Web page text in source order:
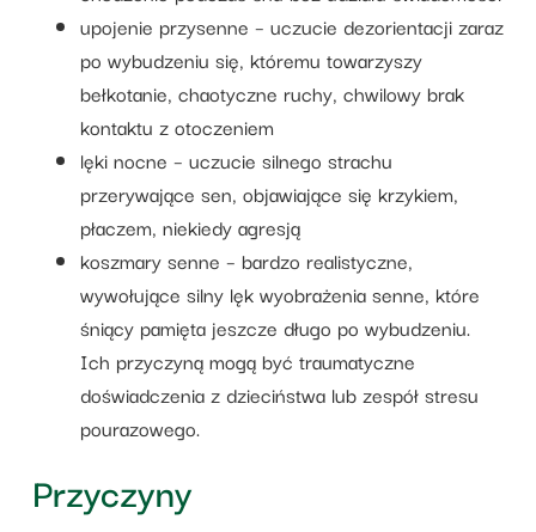
upojenie przysenne – uczucie dezorientacji zaraz
po wybudzeniu się, któremu towarzyszy
bełkotanie, chaotyczne ruchy, chwilowy brak
kontaktu z otoczeniem
lęki nocne – uczucie silnego strachu
przerywające sen, objawiające się krzykiem,
płaczem, niekiedy agresją
koszmary senne – bardzo realistyczne,
wywołujące silny lęk wyobrażenia senne, które
śniący pamięta jeszcze długo po wybudzeniu.
Ich przyczyną mogą być traumatyczne
doświadczenia z dzieciństwa lub zespół stresu
pourazowego.
Przyczyny